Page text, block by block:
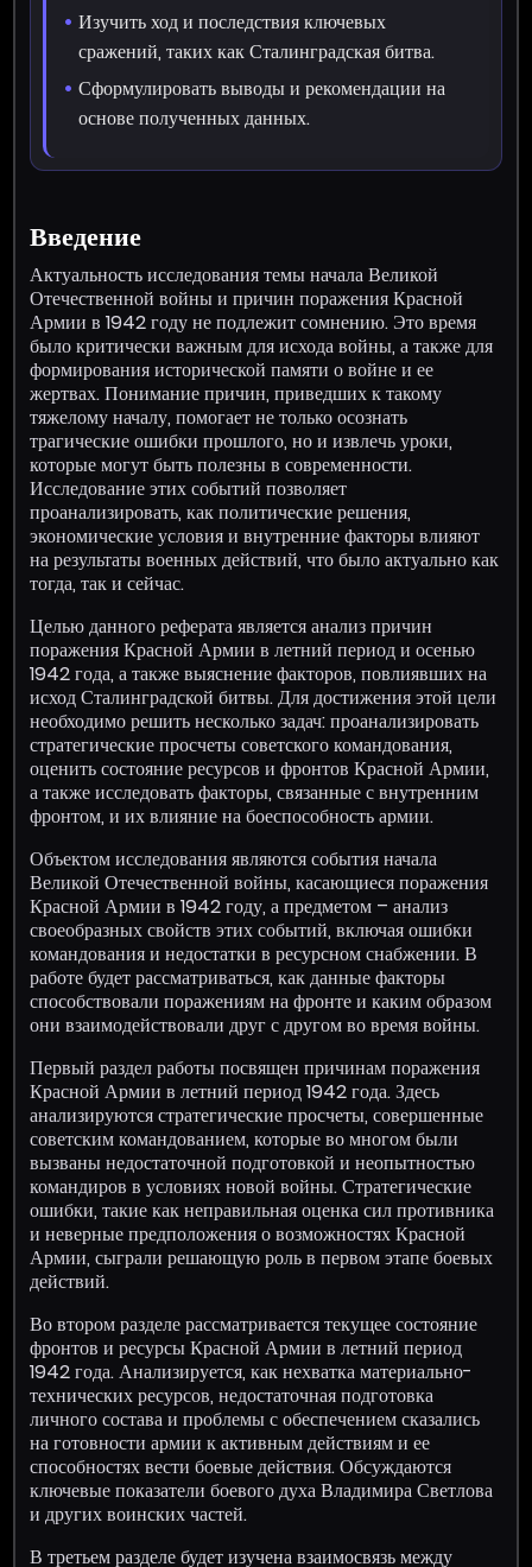
Изучить ход и последствия ключевых
сражений, таких как Сталинградская битва.
Сформулировать выводы и рекомендации на
основе полученных данных.
Введение
Актуальность исследования темы начала Великой
Отечественной войны и причин поражения Красной
Армии в 1942 году не подлежит сомнению. Это время
было критически важным для исхода войны, а также для
формирования исторической памяти о войне и ее
жертвах. Понимание причин, приведших к такому
тяжелому началу, помогает не только осознать
трагические ошибки прошлого, но и извлечь уроки,
которые могут быть полезны в современности.
Исследование этих событий позволяет
проанализировать, как политические решения,
экономические условия и внутренние факторы влияют
на результаты военных действий, что было актуально как
тогда, так и сейчас.
Целью данного реферата является анализ причин
поражения Красной Армии в летний период и осенью
1942 года, а также выяснение факторов, повлиявших на
исход Сталинградской битвы. Для достижения этой цели
необходимо решить несколько задач: проанализировать
стратегические просчеты советского командования,
оценить состояние ресурсов и фронтов Красной Армии,
а также исследовать факторы, связанные с внутренним
фронтом, и их влияние на боеспособность армии.
Объектом исследования являются события начала
Великой Отечественной войны, касающиеся поражения
Красной Армии в 1942 году, а предметом – анализ
своеобразных свойств этих событий, включая ошибки
командования и недостатки в ресурсном снабжении. В
работе будет рассматриваться, как данные факторы
способствовали поражениям на фронте и каким образом
они взаимодействовали друг с другом во время войны.
Первый раздел работы посвящен причинам поражения
Красной Армии в летний период 1942 года. Здесь
анализируются стратегические просчеты, совершенные
советским командованием, которые во многом были
вызваны недостаточной подготовкой и неопытностью
командиров в условиях новой войны. Стратегические
ошибки, такие как неправильная оценка сил противника
и неверные предположения о возможностях Красной
Армии, сыграли решающую роль в первом этапе боевых
действий.
Во втором разделе рассматривается текущее состояние
фронтов и ресурсы Красной Армии в летний период
1942 года. Анализируется, как нехватка материально-
технических ресурсов, недостаточная подготовка
личного состава и проблемы с обеспечением сказались
на готовности армии к активным действиям и ее
способностях вести боевые действия. Обсуждаются
ключевые показатели боевого духа Владимира Светлова
и других воинских частей.
В третьем разделе будет изучена взаимосвязь между